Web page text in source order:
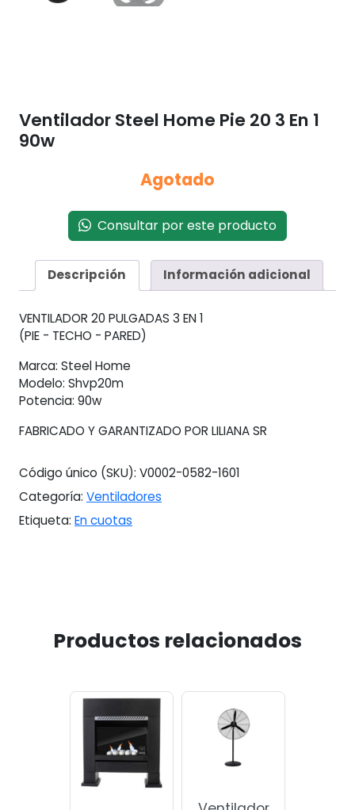
Ventilador Steel Home Pie 20 3 En 1
90w
Agotado
Consultar por este producto
Descripción Información adicional
VENTILADOR 20 PULGADAS 3 EN 1
(PIE - TECHO - PARED)
Marca: Steel Home
Modelo: Shvp20m
Potencia: 90w
FABRICADO Y GARANTIZADO POR LILIANA SR
Código único (SKU): V0002-0582-1601
Categoría: Ventiladores
Etiqueta: En cuotas
Productos relacionados